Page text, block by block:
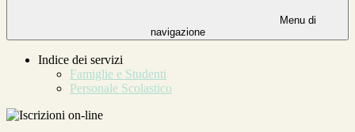
Menu di
navigazione
Indice dei servizi
Famiglie e Studenti
Personale Scolastico